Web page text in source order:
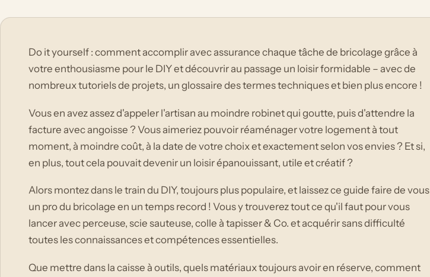
Do it yourself : comment accomplir avec assurance chaque tâche de bricolage grâce à
votre enthousiasme pour le DIY et découvrir au passage un loisir formidable – avec de
nombreux tutoriels de projets, un glossaire des termes techniques et bien plus encore !
Vous en avez assez d'appeler l'artisan au moindre robinet qui goutte, puis d'attendre la
facture avec angoisse ? Vous aimeriez pouvoir réaménager votre logement à tout
moment, à moindre coût, à la date de votre choix et exactement selon vos envies ? Et si,
en plus, tout cela pouvait devenir un loisir épanouissant, utile et créatif ?
Alors montez dans le train du DIY, toujours plus populaire, et laissez ce guide faire de vous
un pro du bricolage en un temps record ! Vous y trouverez tout ce qu'il faut pour vous
lancer avec perceuse, scie sauteuse, colle à tapisser & Co. et acquérir sans difficulté
toutes les connaissances et compétences essentielles.
Que mettre dans la caisse à outils, quels matériaux toujours avoir en réserve, comment